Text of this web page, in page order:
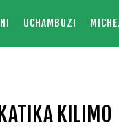
UCHAMBUZI
KILIMO